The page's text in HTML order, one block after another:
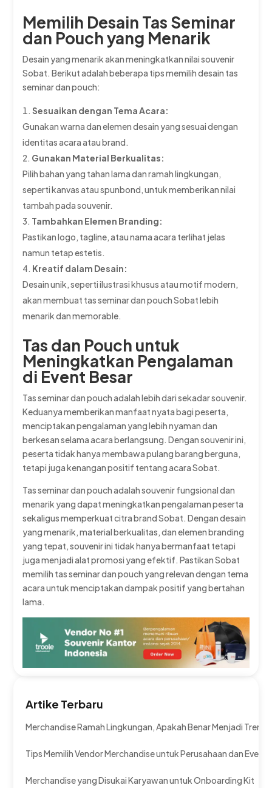
Memilih Desain Tas Seminar
dan Pouch yang Menarik
Desain yang menarik akan meningkatkan nilai souvenir
Sobat. Berikut adalah beberapa tips memilih desain tas
seminar dan pouch:
Sesuaikan dengan Tema Acara:
Gunakan warna dan elemen desain yang sesuai dengan
identitas acara atau brand.
Gunakan Material Berkualitas:
Pilih bahan yang tahan lama dan ramah lingkungan,
seperti kanvas atau spunbond, untuk memberikan nilai
tambah pada souvenir.
Tambahkan Elemen Branding:
Pastikan logo, tagline, atau nama acara terlihat jelas
namun tetap estetis.
Kreatif dalam Desain:
Desain unik, seperti ilustrasi khusus atau motif modern,
akan membuat tas seminar dan pouch Sobat lebih
menarik dan memorable.
Tas dan Pouch untuk
Meningkatkan Pengalaman
di Event Besar
Tas seminar dan pouch adalah lebih dari sekadar souvenir.
Keduanya memberikan manfaat nyata bagi peserta,
menciptakan pengalaman yang lebih nyaman dan
berkesan selama acara berlangsung. Dengan souvenir ini,
peserta tidak hanya membawa pulang barang berguna,
tetapi juga kenangan positif tentang acara Sobat.
Tas seminar dan pouch adalah souvenir fungsional dan
menarik yang dapat meningkatkan pengalaman peserta
sekaligus memperkuat citra brand Sobat. Dengan desain
yang menarik, material berkualitas, dan elemen branding
yang tepat, souvenir ini tidak hanya bermanfaat tetapi
juga menjadi alat promosi yang efektif. Pastikan Sobat
memilih tas seminar dan pouch yang relevan dengan tema
acara untuk menciptakan dampak positif yang bertahan
lama.
Artike Terbaru
Merchandise Ramah Lingkungan, Apakah Benar Menjadi Tren?
Tips Memilih Vendor Merchandise untuk Perusahaan dan Event
Merchandise yang Disukai Karyawan untuk Onboarding Kit